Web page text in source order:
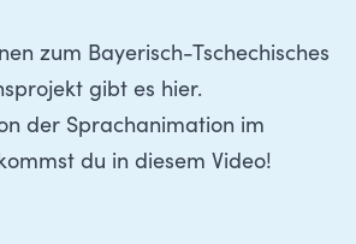
zum Bayerisch-Tschechisches
gibt es hier.
der Sprachanimation im
du in diesem Video!